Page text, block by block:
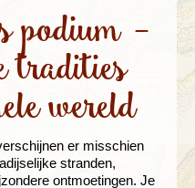
podium –
tradities
wereld
er misschien
stranden,
ontmoetingen. Je